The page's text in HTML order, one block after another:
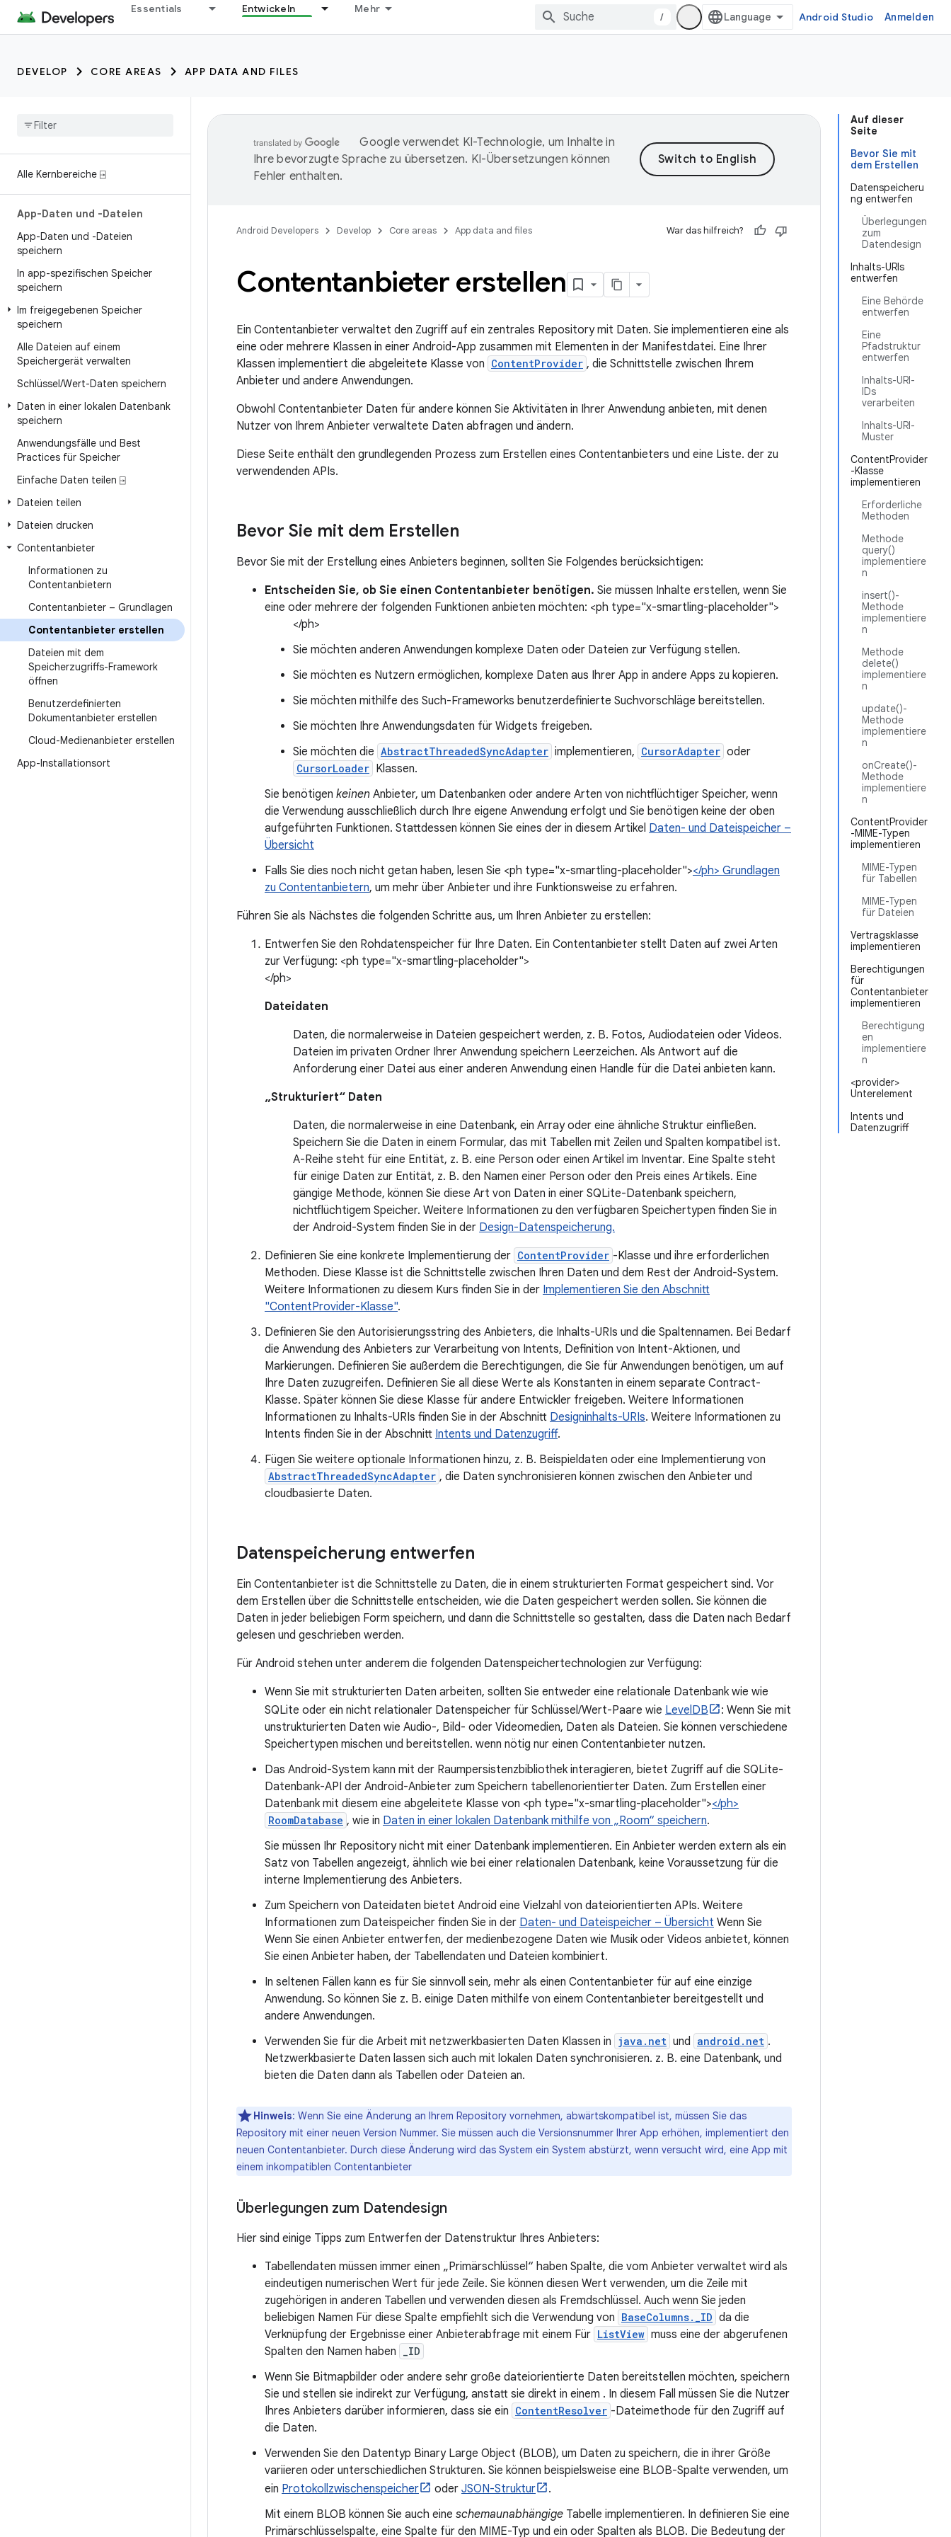
Essentials Entwickeln Mehr
/ Android Studio Anmelden
DEVELOP CORE AREAS APP DATA AND FILES
Alle Kernbereiche ⍈
App-Daten und -Dateien
App-Daten und -Dateien
speichern
In app-spezifischen Speicher
speichern
Im freigegebenen Speicher
speichern
Alle Dateien auf einem
Speichergerät verwalten
Schlüssel/Wert-Daten speichern
Daten in einer lokalen Datenbank
speichern
Anwendungsfälle und Best
Practices für Speicher
Einfache Daten teilen ⍈
Dateien teilen
Dateien drucken
Contentanbieter
Informationen zu
Contentanbietern
Contentanbieter – Grundlagen
Contentanbieter erstellen
Dateien mit dem
Speicherzugriffs-Framework
öffnen
Benutzerdefinierten
Dokumentanbieter erstellen
Cloud-Medienanbieter erstellen
App-Installationsort
Auf dieser
Seite
Bevor Sie mit
dem Erstellen
Datenspeicheru
ng entwerfen
Überlegungen
zum
Datendesign
Inhalts-URIs
entwerfen
Eine Behörde
entwerfen
Eine
Pfadstruktur
entwerfen
Inhalts-URI-
IDs
verarbeiten
Inhalts-URI-
Muster
ContentProvider
-Klasse
implementieren
Erforderliche
Methoden
Methode
query()
implementiere
n
insert()-
Methode
implementiere
n
Methode
delete()
implementiere
n
update()-
Methode
implementiere
n
onCreate()-
Methode
implementiere
n
ContentProvider
-MIME-Typen
implementieren
MIME-Typen
für Tabellen
MIME-Typen
für Dateien
Vertragsklasse
implementieren
Berechtigungen
für
Contentanbieter
implementieren
Berechtigung
en
implementiere
n
<provider>
Unterelement
Intents und
Datenzugriff
Google verwendet KI-Technologie, um Inhalte in
Ihre bevorzugte Sprache zu übersetzen. KI-Übersetzungen können
Fehler enthalten.
Android Developers Develop Core areas App data and files War das hilfreich?
Contentanbieter erstellen
Ein Contentanbieter verwaltet den Zugriff auf ein zentrales Repository mit Daten. Sie implementieren eine als
eine oder mehrere Klassen in einer Android-App zusammen mit Elementen in der Manifestdatei. Eine Ihrer
Klassen implementiert die abgeleitete Klasse von ContentProvider , die Schnittstelle zwischen Ihrem
Anbieter und andere Anwendungen.
Obwohl Contentanbieter Daten für andere können Sie Aktivitäten in Ihrer Anwendung anbieten, mit denen
Nutzer von Ihrem Anbieter verwaltete Daten abfragen und ändern.
Diese Seite enthält den grundlegenden Prozess zum Erstellen eines Contentanbieters und eine Liste. der zu
verwendenden APIs.
Bevor Sie mit dem Erstellen
Bevor Sie mit der Erstellung eines Anbieters beginnen, sollten Sie Folgendes berücksichtigen:
Entscheiden Sie, ob Sie einen Contentanbieter benötigen. Sie müssen Inhalte erstellen, wenn Sie
eine oder mehrere der folgenden Funktionen anbieten möchten: <ph type="x-smartling-placeholder">
</ph>
Sie möchten anderen Anwendungen komplexe Daten oder Dateien zur Verfügung stellen.
Sie möchten es Nutzern ermöglichen, komplexe Daten aus Ihrer App in andere Apps zu kopieren.
Sie möchten mithilfe des Such-Frameworks benutzerdefinierte Suchvorschläge bereitstellen.
Sie möchten Ihre Anwendungsdaten für Widgets freigeben.
Sie möchten die AbstractThreadedSyncAdapter implementieren, CursorAdapter oder
CursorLoader Klassen.
Sie benötigen keinen Anbieter, um Datenbanken oder andere Arten von nichtflüchtiger Speicher, wenn
die Verwendung ausschließlich durch Ihre eigene Anwendung erfolgt und Sie benötigen keine der oben
aufgeführten Funktionen. Stattdessen können Sie eines der in diesem Artikel Daten- und Dateispeicher –
Übersicht
Falls Sie dies noch nicht getan haben, lesen Sie <ph type="x-smartling-placeholder"></ph> Grundlagen
zu Contentanbietern, um mehr über Anbieter und ihre Funktionsweise zu erfahren.
Führen Sie als Nächstes die folgenden Schritte aus, um Ihren Anbieter zu erstellen:
Entwerfen Sie den Rohdatenspeicher für Ihre Daten. Ein Contentanbieter stellt Daten auf zwei Arten
zur Verfügung: <ph type="x-smartling-placeholder">
</ph>
Dateidaten
Daten, die normalerweise in Dateien gespeichert werden, z. B. Fotos, Audiodateien oder Videos.
Dateien im privaten Ordner Ihrer Anwendung speichern Leerzeichen. Als Antwort auf die
Anforderung einer Datei aus einer anderen Anwendung einen Handle für die Datei anbieten kann.
„Strukturiert“ Daten
Daten, die normalerweise in eine Datenbank, ein Array oder eine ähnliche Struktur einfließen.
Speichern Sie die Daten in einem Formular, das mit Tabellen mit Zeilen und Spalten kompatibel ist.
A-Reihe steht für eine Entität, z. B. eine Person oder einen Artikel im Inventar. Eine Spalte steht
für einige Daten zur Entität, z. B. den Namen einer Person oder den Preis eines Artikels. Eine
gängige Methode, können Sie diese Art von Daten in einer SQLite-Datenbank speichern,
nichtflüchtigem Speicher. Weitere Informationen zu den verfügbaren Speichertypen finden Sie in
der Android-System finden Sie in der Design-Datenspeicherung.
Definieren Sie eine konkrete Implementierung der ContentProvider -Klasse und ihre erforderlichen
Methoden. Diese Klasse ist die Schnittstelle zwischen Ihren Daten und dem Rest der Android-System.
Weitere Informationen zu diesem Kurs finden Sie in der Implementieren Sie den Abschnitt
"ContentProvider-Klasse".
Definieren Sie den Autorisierungsstring des Anbieters, die Inhalts-URIs und die Spaltennamen. Bei Bedarf
die Anwendung des Anbieters zur Verarbeitung von Intents, Definition von Intent-Aktionen, und
Markierungen. Definieren Sie außerdem die Berechtigungen, die Sie für Anwendungen benötigen, um auf
Ihre Daten zuzugreifen. Definieren Sie all diese Werte als Konstanten in einem separate Contract-
Klasse. Später können Sie diese Klasse für andere Entwickler freigeben. Weitere Informationen
Informationen zu Inhalts-URIs finden Sie in der Abschnitt Designinhalts-URIs. Weitere Informationen zu
Intents finden Sie in der Abschnitt Intents und Datenzugriff.
Fügen Sie weitere optionale Informationen hinzu, z. B. Beispieldaten oder eine Implementierung von
AbstractThreadedSyncAdapter , die Daten synchronisieren können zwischen den Anbieter und
cloudbasierte Daten.
Datenspeicherung entwerfen
Ein Contentanbieter ist die Schnittstelle zu Daten, die in einem strukturierten Format gespeichert sind. Vor
dem Erstellen über die Schnittstelle entscheiden, wie die Daten gespeichert werden sollen. Sie können die
Daten in jeder beliebigen Form speichern, und dann die Schnittstelle so gestalten, dass die Daten nach Bedarf
gelesen und geschrieben werden.
Für Android stehen unter anderem die folgenden Datenspeichertechnologien zur Verfügung:
Wenn Sie mit strukturierten Daten arbeiten, sollten Sie entweder eine relationale Datenbank wie wie
SQLite oder ein nicht relationaler Datenspeicher für Schlüssel/Wert-Paare wie LevelDB
: Wenn Sie mit
unstrukturierten Daten wie Audio-, Bild- oder Videomedien, Daten als Dateien. Sie können verschiedene
Speichertypen mischen und bereitstellen. wenn nötig nur einen Contentanbieter nutzen.
Das Android-System kann mit der Raumpersistenzbibliothek interagieren, bietet Zugriff auf die SQLite-
Datenbank-API der Android-Anbieter zum Speichern tabellenorientierter Daten. Zum Erstellen einer
Datenbank mit diesem eine abgeleitete Klasse von <ph type="x-smartling-placeholder"></ph>
RoomDatabase , wie in Daten in einer lokalen Datenbank mithilfe von „Room“ speichern.
Sie müssen Ihr Repository nicht mit einer Datenbank implementieren. Ein Anbieter werden extern als ein
Satz von Tabellen angezeigt, ähnlich wie bei einer relationalen Datenbank, keine Voraussetzung für die
interne Implementierung des Anbieters.
Zum Speichern von Dateidaten bietet Android eine Vielzahl von dateiorientierten APIs. Weitere
Informationen zum Dateispeicher finden Sie in der Daten- und Dateispeicher – Übersicht Wenn Sie
Wenn Sie einen Anbieter entwerfen, der medienbezogene Daten wie Musik oder Videos anbietet, können
Sie einen Anbieter haben, der Tabellendaten und Dateien kombiniert.
In seltenen Fällen kann es für Sie sinnvoll sein, mehr als einen Contentanbieter für auf eine einzige
Anwendung. So können Sie z. B. einige Daten mithilfe von einem Contentanbieter bereitgestellt und
andere Anwendungen.
Verwenden Sie für die Arbeit mit netzwerkbasierten Daten Klassen in java.net und android.net .
Netzwerkbasierte Daten lassen sich auch mit lokalen Daten synchronisieren. z. B. eine Datenbank, und
bieten die Daten dann als Tabellen oder Dateien an.
Hinweis: Wenn Sie eine Änderung an Ihrem Repository vornehmen, abwärtskompatibel ist, müssen Sie das
Repository mit einer neuen Version Nummer. Sie müssen auch die Versionsnummer Ihrer App erhöhen, implementiert den
neuen Contentanbieter. Durch diese Änderung wird das System ein System abstürzt, wenn versucht wird, eine App mit
einem inkompatiblen Contentanbieter
Überlegungen zum Datendesign
Hier sind einige Tipps zum Entwerfen der Datenstruktur Ihres Anbieters:
Tabellendaten müssen immer einen „Primärschlüssel“ haben Spalte, die vom Anbieter verwaltet wird als
eindeutigen numerischen Wert für jede Zeile. Sie können diesen Wert verwenden, um die Zeile mit
zugehörigen in anderen Tabellen und verwenden diesen als Fremdschlüssel. Auch wenn Sie jeden
beliebigen Namen Für diese Spalte empfiehlt sich die Verwendung von BaseColumns._ID da die
Verknüpfung der Ergebnisse einer Anbieterabfrage mit einem Für ListView muss eine der abgerufenen
Spalten den Namen haben
_ID
Wenn Sie Bitmapbilder oder andere sehr große dateiorientierte Daten bereitstellen möchten, speichern
Sie und stellen sie indirekt zur Verfügung, anstatt sie direkt in einem . In diesem Fall müssen Sie die Nutzer
Ihres Anbieters darüber informieren, dass sie ein ContentResolver -Dateimethode für den Zugriff auf
die Daten.
Verwenden Sie den Datentyp Binary Large Object (BLOB), um Daten zu speichern, die in ihrer Größe
variieren oder unterschiedlichen Strukturen. Sie können beispielsweise eine BLOB-Spalte verwenden, um
ein Protokollzwischenspeicher oder JSON-Struktur
.
Mit einem BLOB können Sie auch eine schemaunabhängige Tabelle implementieren. In definieren Sie eine
Primärschlüsselspalte, eine Spalte für den MIME-Typ und ein oder Spalten als BLOB. Die Bedeutung der